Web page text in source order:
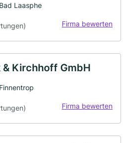
Laasphe
Firma bewerten
Kirchhoff GmbH
Firma bewerten